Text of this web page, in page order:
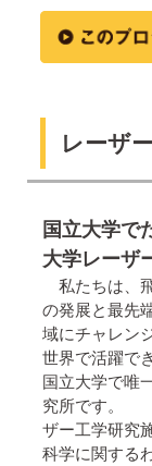
レーザ
国立大学で
大学レーザ
私たちは、
の発展と最先
域にチャレン
世界で活躍で
国立大学で唯
究所です。
ザー工学研究
科学に関する